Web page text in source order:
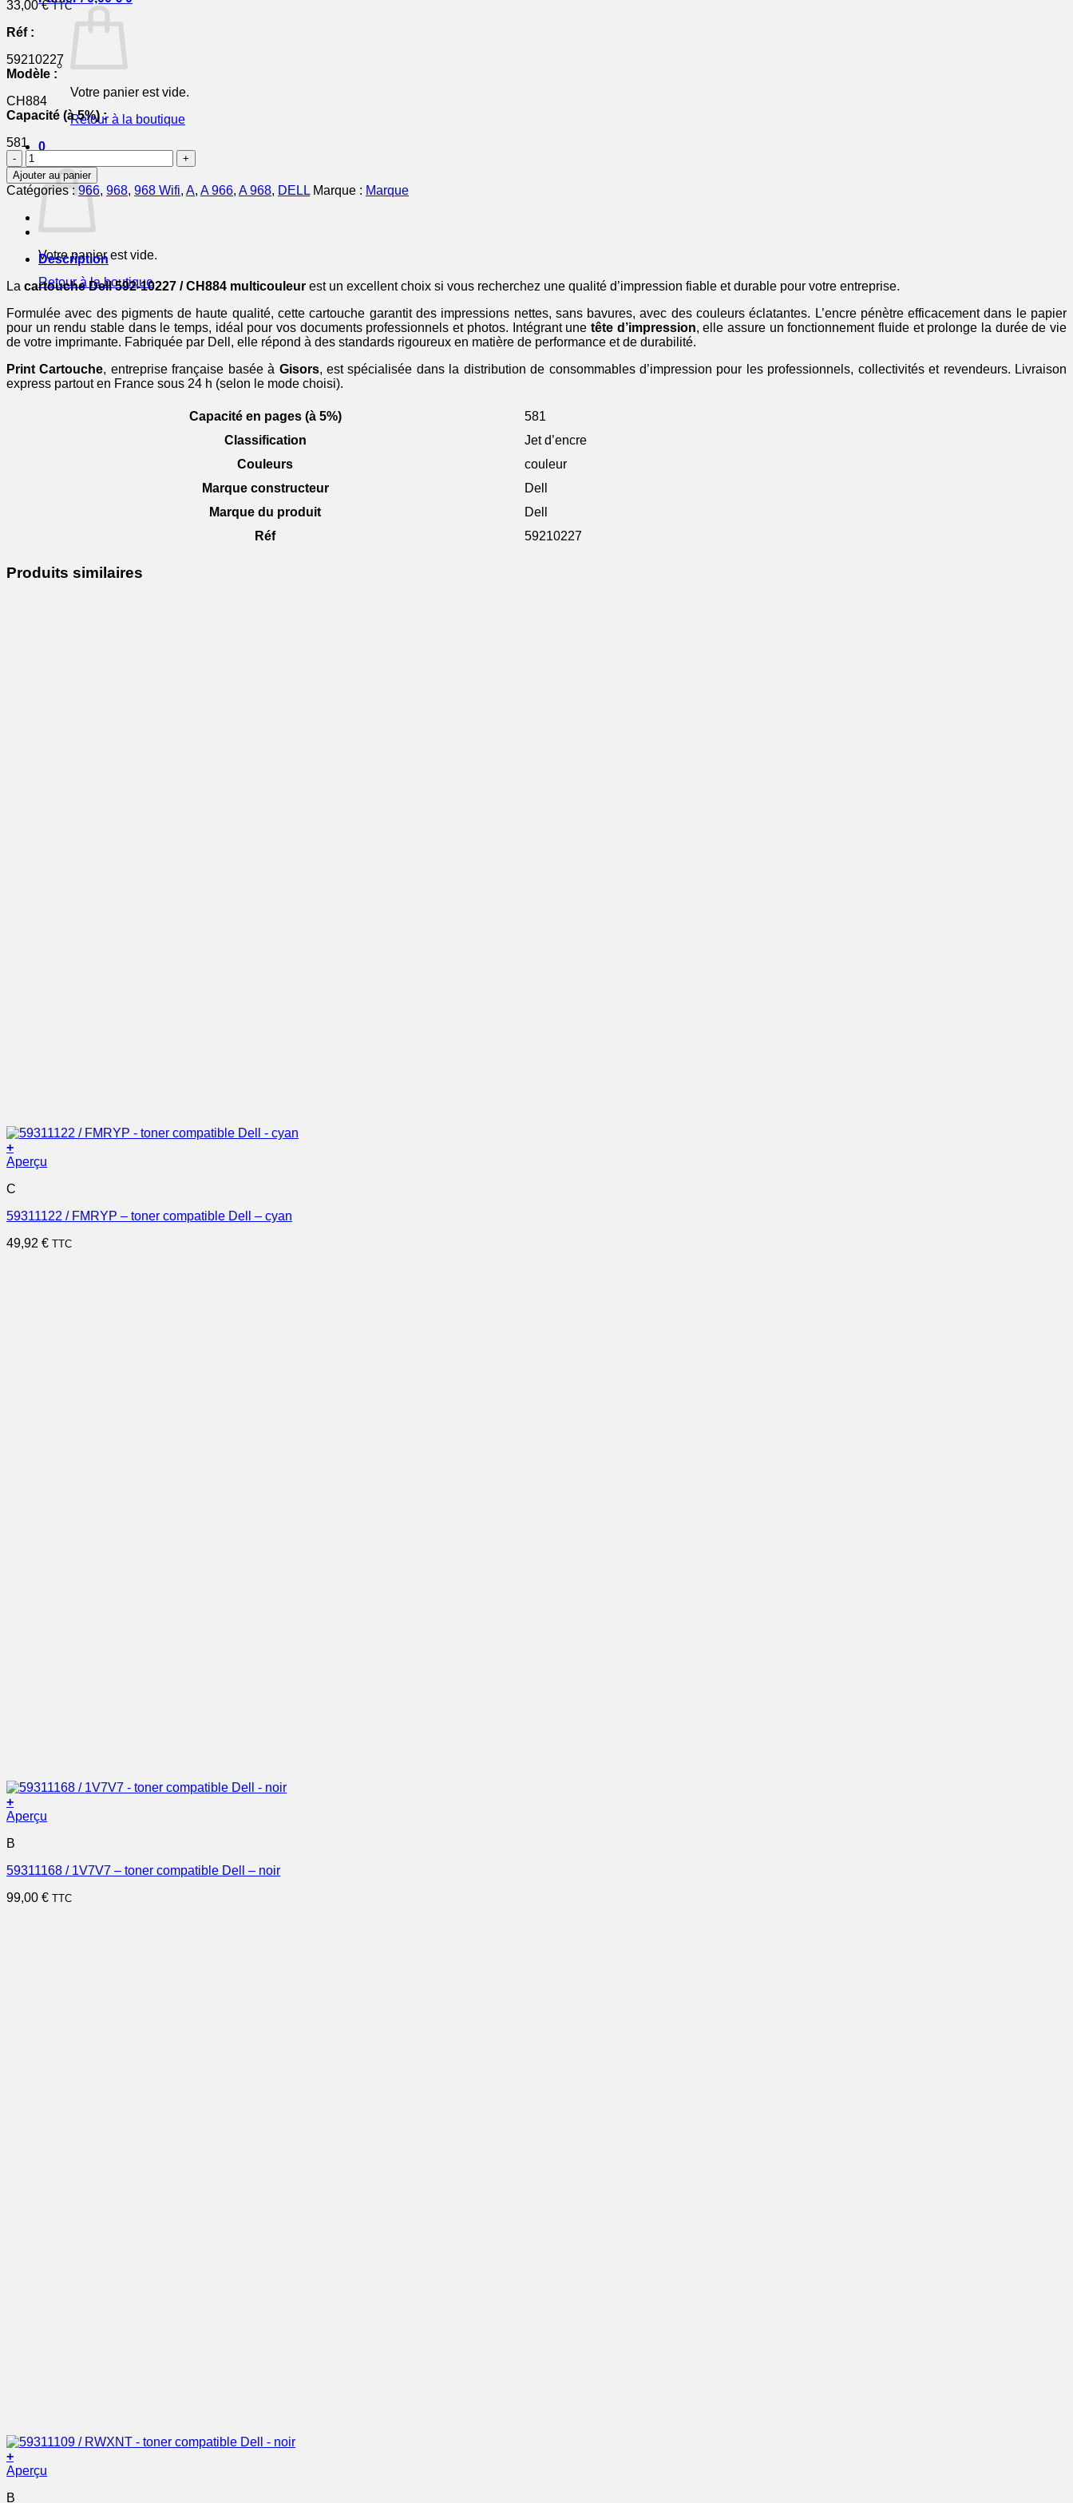
Votre panier est vide.
Retour à la boutique
0
Votre panier est vide.
Retour à la boutique
33,00€ TTC
Réf :
59210227
Modèle :
CH884
Capacité (à 5%) :
581
quantité
de
59210227
/
CH884
-
de
Dell
multicouleur
Ajouter au panier
Catégories : 966, 968, 968 Wifi, A, A 966, A 968, DELL Marque : Marque
Description
La cartouche Dell 592-10227 / CH884 multicouleur est un excellent choix si vous recherchez une qualité d’impression fiable et durable pour votre entreprise.
Formulée avec des pigments de haute qualité, cette cartouche garantit des impressions nettes, sans bavures, avec des couleurs éclatantes. L’encre pénètre efficacement dans le papier
pour un rendu stable dans le temps, idéal pour vos documents professionnels et photos. Intégrant une tête d’impression, elle assure un fonctionnement fluide et prolonge la durée de vie
de votre imprimante. Fabriquée par Dell, elle répond à des standards rigoureux en matière de performance et de durabilité.
Print Cartouche, entreprise française basée à Gisors, est spécialisée dans la distribution de consommables d’impression pour les professionnels, collectivités et revendeurs. Livraison
express partout en France sous 24 h (selon le mode choisi).
Capacité en pages (à 5%)
581
Classification
Jet d’encre
Couleurs
couleur
Marque constructeur
Dell
Marque du produit
Dell
Réf
59210227
Produits similaires
+
Aperçu
C
59311122 / FMRYP – toner compatible Dell – cyan
49,92 € TTC
+
Aperçu
B
59311168 / 1V7V7 – toner compatible Dell – noir
99,00 € TTC
+
Aperçu
B